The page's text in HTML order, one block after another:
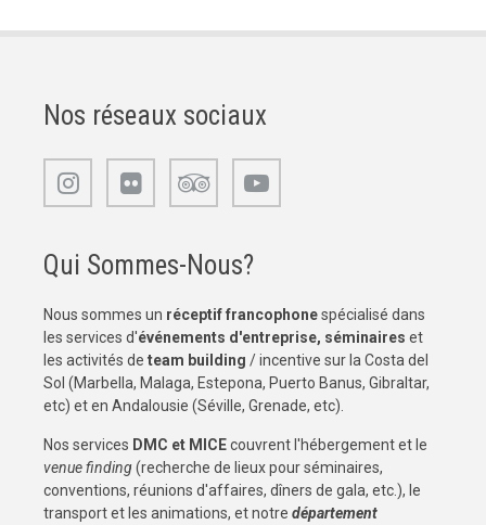
Nos réseaux sociaux
Qui Sommes-Nous?
Nous sommes un réceptif francophonespécialisé dans
les services d'événements d'entreprise, séminaires et
les activités de team building / incentive sur la Costa del
Sol (Marbella, Malaga, Estepona, Puerto Banus, Gibraltar,
etc) et en Andalousie (Séville, Grenade, etc).
Nos services DMC et MICEcouvrent l'hébergement et le
venue finding(recherche de lieux pour séminaires,
conventions, réunions d'affaires, dîners de gala, etc.), le
transport et les animations, et notre département